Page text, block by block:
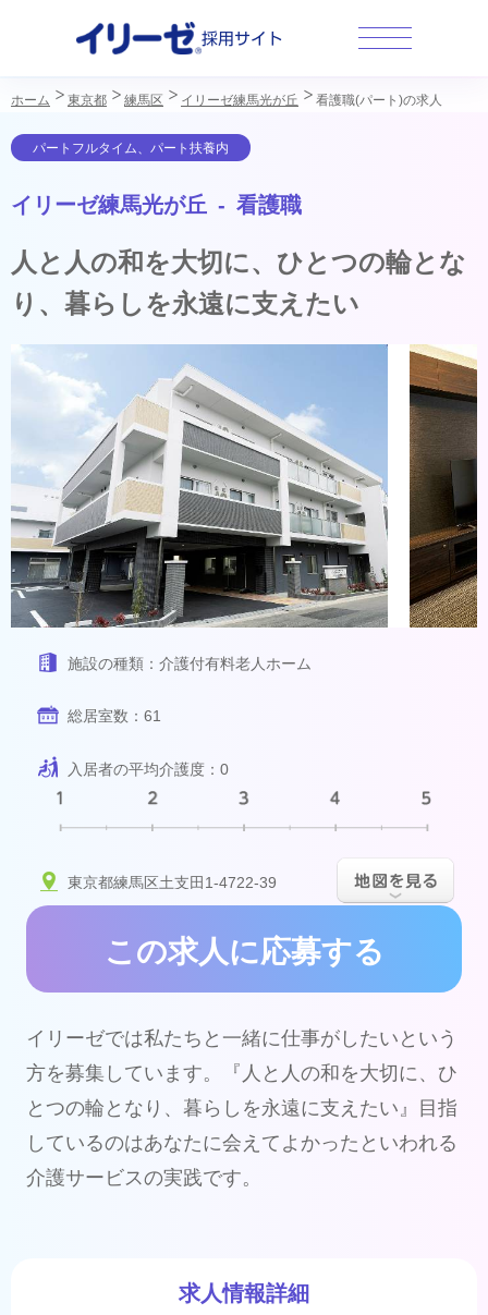
採用サイト
ホーム 東京都 練馬区 イリーゼ練馬光が丘 看護職(パート)の求人
イリーゼ練馬光が丘 - 看護職
人と人の和を大切に、ひとつの輪とな
り、暮らしを永遠に支えたい
施設の種類： 介護付有料老人ホーム
総居室数： 61
入居者の平均介護度： 0
東京都練馬区土支田1-4722-39
この求人に応募する
イリーゼでは私たちと一緒に仕事がしたいという
方を募集しています。『人と人の和を大切に、ひ
とつの輪となり、暮らしを永遠に支えたい』目指
しているのはあなたに会えてよかったといわれる
介護サービスの実践です。
求人情報詳細